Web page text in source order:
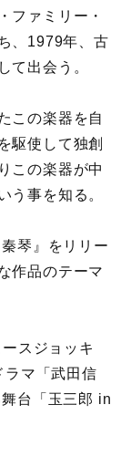
ファミリー・
、1979年、古
て出会う。
この楽器を自
駆使して独創
この楽器が中
う事を知る。
琴』をリリー
作品のテーマ
スジョッキ
マ「武田信
台「玉三郎 in